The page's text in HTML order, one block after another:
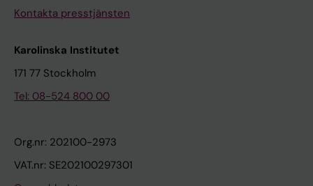
Kontakta presstjänsten
Karolinska Institutet
171 77 Stockholm
Tel: 08-524 800 00
Org.nr: 202100-2973
VAT.nr: SE202100297301